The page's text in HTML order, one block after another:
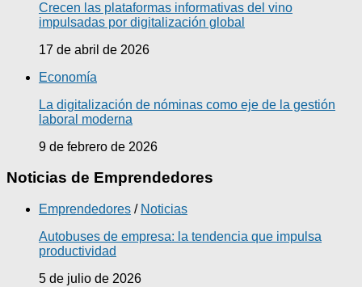
Crecen las plataformas informativas del vino
impulsadas por digitalización global
17 de abril de 2026
Economía
La digitalización de nóminas como eje de la gestión
laboral moderna
9 de febrero de 2026
Noticias de Emprendedores
Emprendedores / Noticias
Autobuses de empresa: la tendencia que impulsa
productividad
5 de julio de 2026